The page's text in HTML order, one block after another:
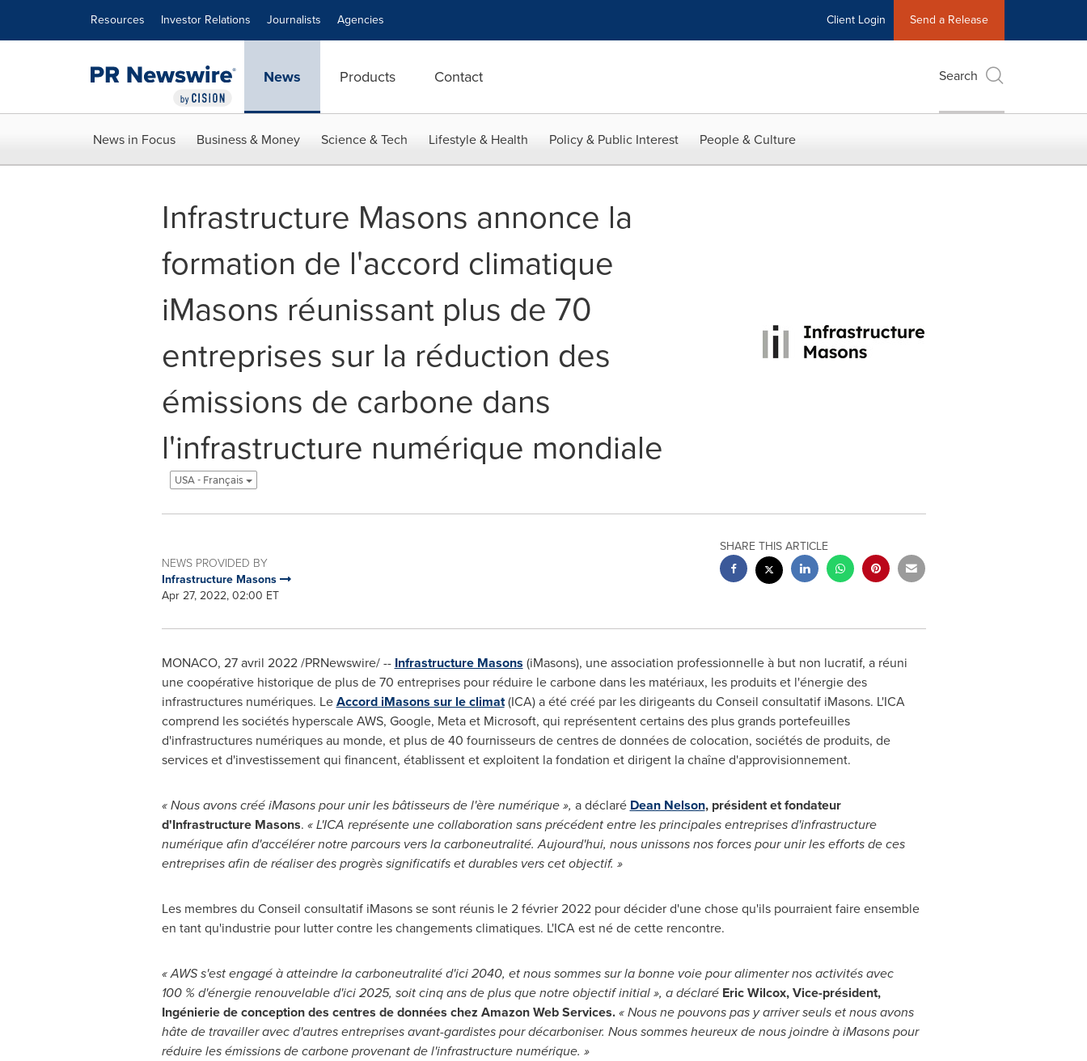
Resources Investor Relations Journalists Agencies Client Login Send a Release
News Products Contact Search
News in Focus Business & Money Science & Tech Lifestyle & Health Policy & Public Interest People & Culture
Infrastructure Masons annonce la
formation de l'accord climatique
iMasons réunissant plus de 70
entreprises sur la réduction des
émissions de carbone dans
l'infrastructure numérique mondiale
USA - Français
NEWS PROVIDED BY
Infrastructure Masons
Apr 27, 2022, 02:00 ET
SHARE THIS ARTICLE
MONACO, 27 avril 2022/PRNewswire/ -- Infrastructure Masons (iMasons), une association professionnelle à but non lucratif, a réuni
une coopérative historique de plus de 70 entreprises pour réduire le carbone dans les matériaux, les produits et l'énergie des
infrastructures numériques. LeAccord iMasons sur le climat(ICA) a été créé par les dirigeants du Conseil consultatif iMasons. L'ICA
comprend les sociétés hyperscale AWS, Google, Meta et Microsoft, qui représentent certains des plus grands portefeuilles
d'infrastructures numériques au monde, et plus de 40 fournisseurs de centres de données de colocation, sociétés de produits, de
services et d'investissement qui financent, établissent et exploitent la fondation et dirigent la chaîne d'approvisionnement.
« Nous avons créé iMasons pour unir les bâtisseurs de l'ère numérique », a déclaré Dean Nelson, président et fondateur
d'Infrastructure Masons. « L'ICA représente une collaboration sans précédent entre les principales entreprises d'infrastructure
numérique afin d'accélérer notre parcours vers la carboneutralité. Aujourd'hui, nous unissons nos forces pour unir les efforts de ces
entreprises afin de réaliser des progrès significatifs et durables vers cet objectif. »
Les membres du Conseil consultatif iMasons se sont réunis le 2 février 2022 pour décider d'une chose qu'ils pourraient faire ensemble
en tant qu'industrie pour lutter contre les changements climatiques. L'ICA est né de cette rencontre.
« AWS s'est engagé à atteindre la carboneutralité d'ici2040, etnous sommes sur la bonne voie pour alimenter nos activités avec
100 % d'énergie renouvelable d'ici 2025, soit cinq ans de plus que notre objectif initial », a déclaré Eric Wilcox, Vice-président,
Ingénierie de conception des centres de données chez Amazon Web Services.« Nous ne pouvons pas y arriver seuls et nous avons
hâte de travailler avec d'autres entreprises avant-gardistes pour décarboniser. Nous sommes heureux de nous joindre à iMasons pour
réduire les émissions de carbone provenant de l'infrastructure numérique. »